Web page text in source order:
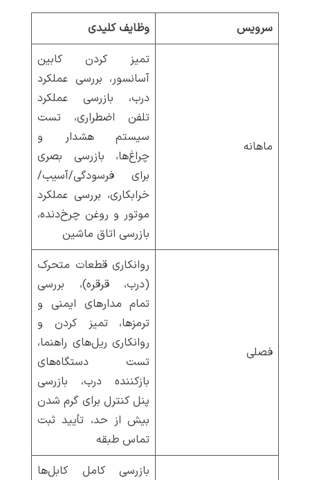
سرویس وظایف کلیدی
ماهانه
تمیز کردن کابین
آسانسور، بررسی عملکرد
درب، بازرسی عملکرد
تلفن اضطراری، تست
سیستم هشدار و
چراغ‌ها، بازرسی بصری
برای فرسودگی/آسیب/
خرابکاری، بررسی عملکرد
موتور و روغن چرخ‌دنده،
بازرسی اتاق ماشین
فصلی
روانکاری قطعات متحرک
(درب، قرقره)، بررسی
تمام مدارهای ایمنی و
ترمزها، تمیز کردن و
روانکاری ریل‌های راهنما،
تست دستگاه‌های
بازکننده درب، بازرسی
پنل کنترل برای گرم شدن
بیش از حد، تأیید ثبت
تماس طبقه
بازرسی کامل کابل‌ها